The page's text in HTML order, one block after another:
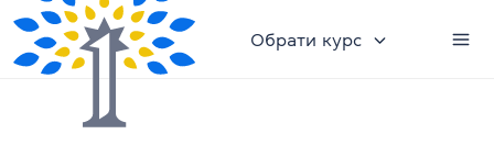
Обрати курс